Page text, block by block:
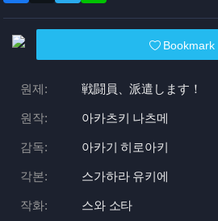
Bookmark
원제: 戦闘員、派遣します！
원작: 아카츠키 나츠메
감독: 아카기 히로아키
각본: 스가하라 유키에
작화: 스와 소타